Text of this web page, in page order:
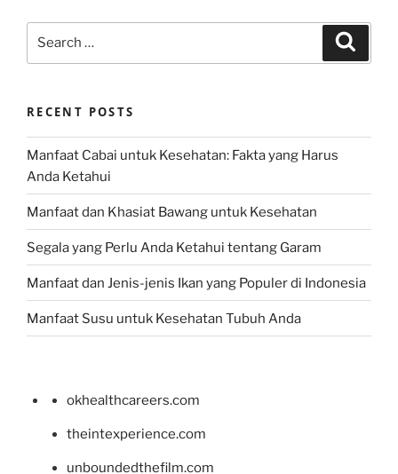
RECENT POSTS
Manfaat Cabai untuk Kesehatan: Fakta yang Harus
Anda Ketahui
Manfaat dan Khasiat Bawang untuk Kesehatan
Segala yang Perlu Anda Ketahui tentang Garam
Manfaat dan Jenis-jenis Ikan yang Populer di Indonesia
Manfaat Susu untuk Kesehatan Tubuh Anda
okhealthcareers.com
theintexperience.com
unboundedthefilm.com